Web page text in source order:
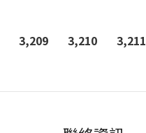
3,209 3,210 3,211